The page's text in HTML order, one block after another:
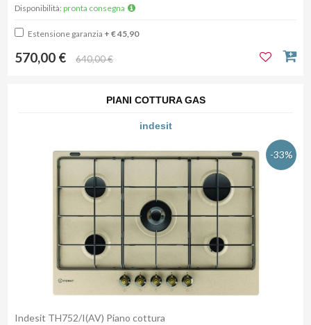
Disponibilità: pronta consegna
Estensione garanzia + € 45,90
570,00 € 640,00 €
PIANI COTTURA GAS
indesit
-33%
Indesit TH752/I(AV) Piano cottura